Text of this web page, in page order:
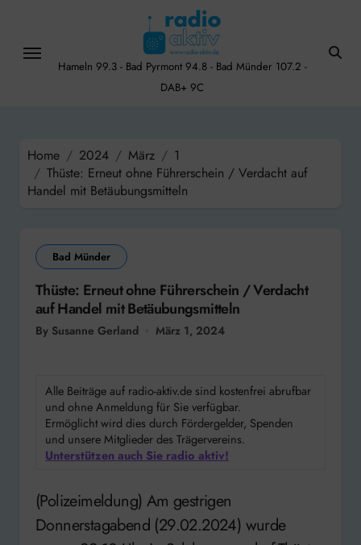
content
Hameln 99.3 - Bad Pyrmont 94.8 - Bad Münder 107.2 -
DAB+ 9C
Home 2024 März
1
Thüste: Erneut ohne Führerschein / Verdacht auf
Handel mit Betäubungsmitteln
Bad Münder
Thüste: Erneut ohne Führerschein / Verdacht
auf Handel mit Betäubungsmitteln
By Susanne Gerland März 1, 2024
Alle Beiträge auf radio-aktiv.de sind kostenfrei abrufbar
und ohne Anmeldung für Sie verfügbar.
Ermöglicht wird dies durch Fördergelder, Spenden
und unsere Mitglieder des Trägervereins.
Unterstützen auch Sie radio aktiv!
(Polizeimeldung) Am gestrigen
Donnerstagabend (29.02.2024) wurde